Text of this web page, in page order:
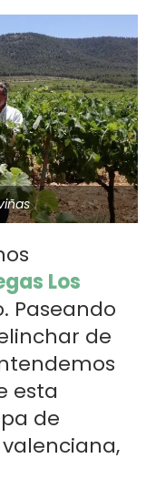
Los
Paseando
de
esta
de